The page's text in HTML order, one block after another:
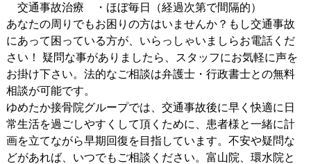
交通事故治療 ・ほぼ毎日（経過次第で間隔的）
あなたの周りでもお困りの方はいませんか？もし交通事故
にあって困っている方が、いらっしゃいましらお電話くだ
さい！ 疑問な事がありましたら、スタッフにお気軽に声を
お掛け下さい。法的なご相談は弁護士・行政書士との無料
相談が可能です。
ゆめたか接骨院グループでは、交通事故後に早く快適に日
常生活を過ごしやすくして頂くために、患者様と一緒に計
画を立てながら早期回復を目指しています。不安や疑問な
どがあれば、いつでもご相談ください。富山院、環水院と